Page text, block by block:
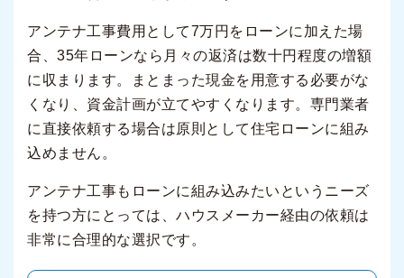
アンテナ工事費用として7万円をローンに加えた場
合、35年ローンなら月々の返済は数十円程度の増額
に収まります。まとまった現金を用意する必要がな
くなり、資金計画が立てやすくなります。専門業者
に直接依頼する場合は原則として住宅ローンに組み
込めません。
アンテナ工事もローンに組み込みたいというニーズ
を持つ方にとっては、ハウスメーカー経由の依頼は
非常に合理的な選択です。